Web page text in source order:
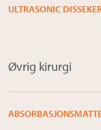
ULTRASONIC
Øvrig kirurgi